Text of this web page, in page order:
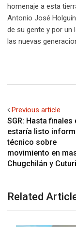
homenaje a esta
Antonio José
de su gente y por un
las nuevas
Previous article
SGR: Hasta finales
estaría listo
técnico sobre
movimiento en
Chugchilán y
Related